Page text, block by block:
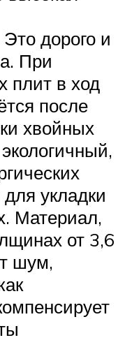
дорого и
При
плит в ход
после
хвойных
укладки
Материал,
от 3,6
шум,